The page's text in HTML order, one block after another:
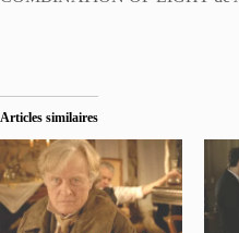
Articles similaires